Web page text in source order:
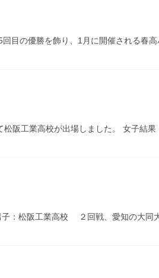
目の優勝を飾り、1月に開催される春高
阪工業高校が出場しました。 女子結果
子：松阪工業高校 ２回戦、愛知の大同